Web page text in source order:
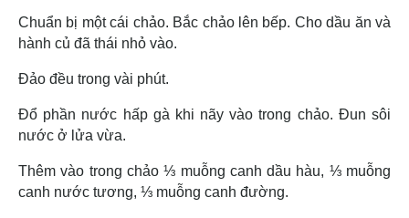
Chuẩn bị một cái chảo. Bắc chảo lên bếp. Cho dầu ăn và
hành củ đã thái nhỏ vào.
Đảo đều trong vài phút.
Đổ phần nước hấp gà khi nãy vào trong chảo. Đun sôi
nước ở lửa vừa.
Thêm vào trong chảo ⅓ muỗng canh dầu hàu, ⅓ muỗng
canh nước tương, ⅓ muỗng canh đường.